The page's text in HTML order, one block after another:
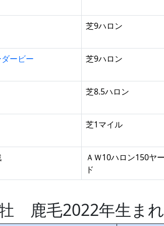
芝9ハロン
ービー 芝9ハロン
芝8.5ハロン
芝1マイル
ＡＷ10ハロン150ヤー
ド
鹿毛2022年生ま